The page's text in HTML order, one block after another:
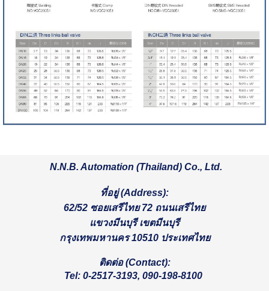
N.N.B. Automation (Thailand) Co., Ltd.
ที่อยู่ (Address):
62/52 ซอยเสรีไทย 72 ถนนเสรีไทย
แขวงมีนบุรี เขตมีนบุรี
กรุงเทพมหานคร 10510 ประเทศไทย
ติดต่อ (Contact):
Tel: 0-2517-3193, 090-198-8100